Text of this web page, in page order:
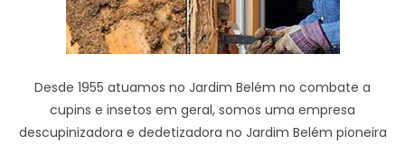
Desde 1955 atuamos no Jardim Belém no combate a
cupins e insetos em geral, somos uma empresa
descupinizadora e dedetizadora no Jardim Belém pioneira